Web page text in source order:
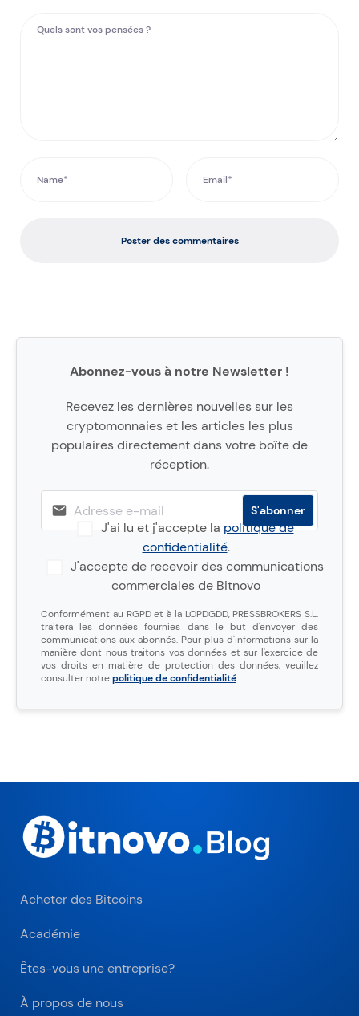
Poster des commentaires
Abonnez-vous à notre Newsletter !
Recevez les dernières nouvelles sur les
cryptomonnaies et les articles les plus
populaires directement dans votre boîte de
réception.
J'ai lu et j'accepte lapolitique de
confidentialité.
J'accepte de recevoir des communications
commerciales de Bitnovo
Conformément au RGPD et à la LOPDGDD, PRESSBROKERS S.L.
traitera les données fournies dans le but d'envoyer des
communications aux abonnés. Pour plus d'informations sur la
manière dont nous traitons vos données et sur l'exercice de
vos droits en matière de protection des données, veuillez
consulter notrepolitique de confidentialité.
Acheter des Bitcoins
Académie
Êtes-vous une entreprise?
À propos de nous